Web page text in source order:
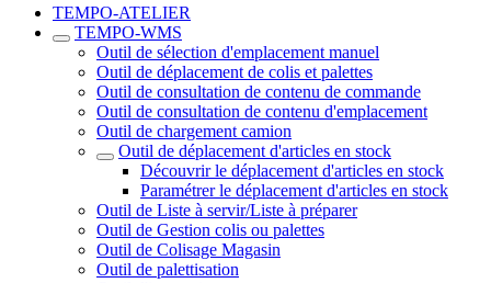
TEMPO-ATELIER
TEMPO-WMS
Outil de sélection d'emplacement manuel
Outil de déplacement de colis et palettes
Outil de consultation de contenu de commande
Outil de consultation de contenu d'emplacement
Outil de chargement camion
Outil de déplacement d'articles en stock
Découvrir le déplacement d'articles en stock
Paramétrer le déplacement d'articles en stock
Outil de Liste à servir/Liste à préparer
Outil de Gestion colis ou palettes
Outil de Colisage Magasin
Outil de palettisation